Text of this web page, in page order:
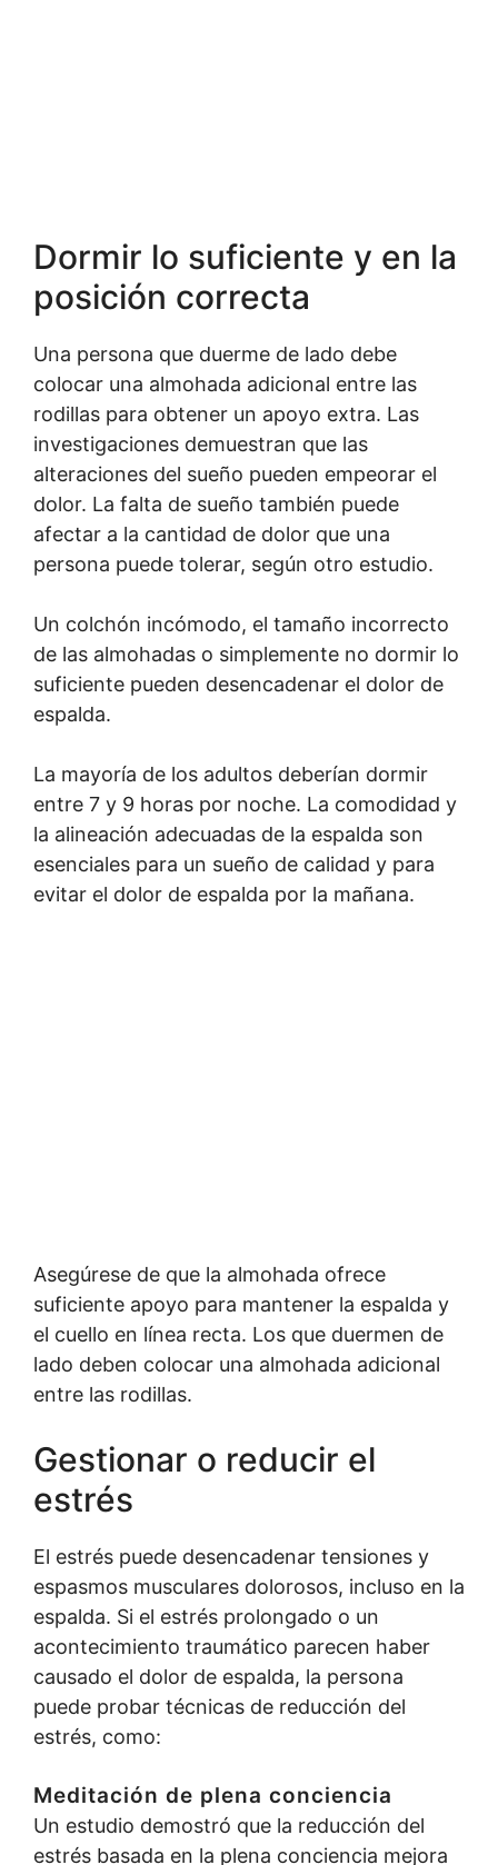
Dormir lo suficiente y en la
posición correcta
Una persona que duerme de lado debe
colocar una almohada adicional entre las
rodillas para obtener un apoyo extra. Las
investigaciones demuestran que las
alteraciones del sueño pueden empeorar el
dolor. La falta de sueño también puede
afectar a la cantidad de dolor que una
persona puede tolerar, según otro estudio.
Un colchón incómodo, el tamaño incorrecto
de las almohadas o simplemente no dormir lo
suficiente pueden desencadenar el dolor de
espalda.
La mayoría de los adultos deberían dormir
entre 7 y 9 horas por noche. La comodidad y
la alineación adecuadas de la espalda son
esenciales para un sueño de calidad y para
evitar el dolor de espalda por la mañana.
Asegúrese de que la almohada ofrece
suficiente apoyo para mantener la espalda y
el cuello en línea recta. Los que duermen de
lado deben colocar una almohada adicional
entre las rodillas.
Gestionar o reducir el
estrés
El estrés puede desencadenar tensiones y
espasmos musculares dolorosos, incluso en la
espalda. Si el estrés prolongado o un
acontecimiento traumático parecen haber
causado el dolor de espalda, la persona
puede probar técnicas de reducción del
estrés, como:
Meditación de plena conciencia
Un estudio demostró que la reducción del
estrés basada en la plena conciencia mejora